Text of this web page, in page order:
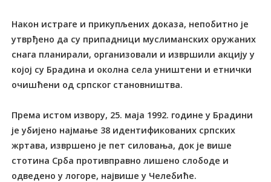
Након истраге и прикупљених доказа, непобитно је
утврђено да су припадници муслиманских оружаних
снага планирали, организовали и извршили акцију у
којој су Брадина и околна села уништени и етнички
очишћени од српског становништва.
Према истом извору, 25. маја 1992. године у Брадини
је убијено најмање 38 идентификованих српских
жртава, извршено је пет силовања, док је више
стотина Срба противправно лишено слободе и
одведено у логоре, највише у Челебиће.